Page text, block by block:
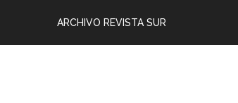
ARCHIVO REVISTA SUR